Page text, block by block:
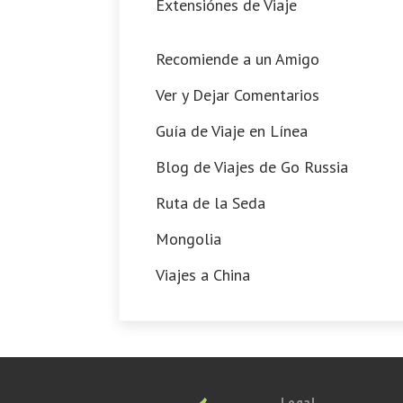
Extensiónes de Viaje
Recomiende a un Amigo
Ver y Dejar Comentarios
Guía de Viaje en Línea
Blog de Viajes de Go Russia
Ruta de la Seda
Mongolia
Viajes a China